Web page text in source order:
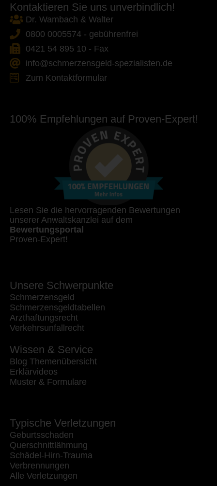
Kontaktieren Sie uns unverbindlich!
Dr. Wambach & Walter
0800 0005574 - gebührenfrei
0421 54 895 10 - Fax
info@schmerzensgeld-spezialisten.de
Zum Kontaktformular
100% Empfehlungen auf Proven-Expert!
Lesen Sie die hervorragenden Bewertungen
unserer Anwaltskanzlei auf dem
Bewertungsportal
Proven-Expert!
Unsere Schwerpunkte
Schmerzensgeld
Schmerzensgeldtabellen
Arzthaftungsrecht
Verkehrsunfallrecht
Wissen & Service
Blog Themenübersicht
Erklärvideos
Muster & Formulare
Typische Verletzungen
Geburtsschaden
Querschnittlähmung
Schädel-Hirn-Trauma
Verbrennungen
Alle Verletzungen